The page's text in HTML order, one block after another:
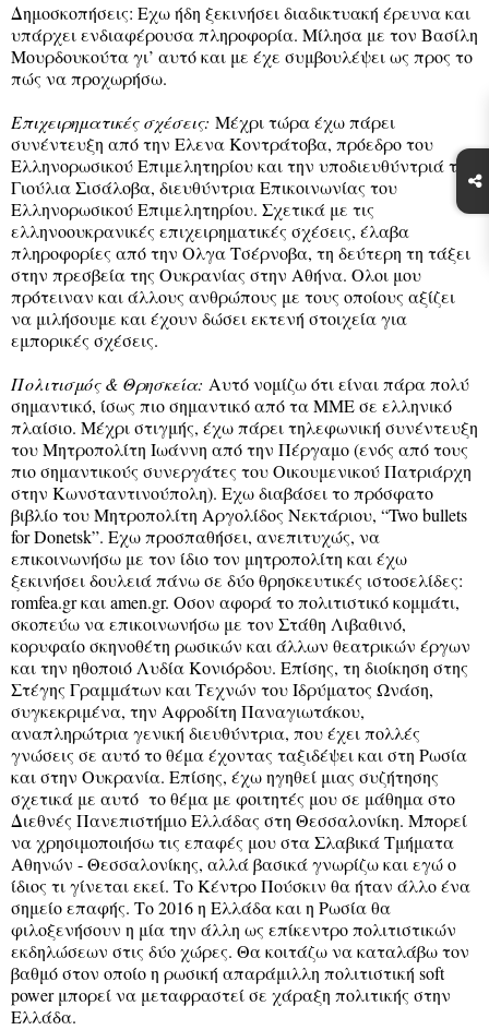
Δημοσκοπήσεις: Εχω ήδη ξεκινήσει διαδικτυακή έρευνα και
υπάρχει ενδιαφέρουσα πληροφορία. Μίλησα με τον Βασίλη
Μουρδουκούτα γι’ αυτό και με έχε συμβουλέψει ως προς το
πώς να προχωρήσω.
Επιχειρηματικές σχέσεις: Μέχρι τώρα έχω πάρει
συνέντευξη από την Ελενα Κοντράτοβα, πρόεδρο του
Ελληνορωσικού Επιμελητηρίου και την υποδιευθύντριά της
Γιούλια Σισάλοβα, διευθύντρια Επικοινωνίας του
Ελληνορωσικού Επιμελητηρίου. Σχετικά με τις
ελληνοουκρανικές επιχειρηματικές σχέσεις, έλαβα
πληροφορίες από την Ολγα Τσέρνοβα, τη δεύτερη τη τάξει
στην πρεσβεία της Ουκρανίας στην Αθήνα. Ολοι μου
πρότειναν και άλλους ανθρώπους με τους οποίους αξίζει
να μιλήσουμε και έχουν δώσει εκτενή στοιχεία για
εμπορικές σχέσεις.
Πολιτισμός & Θρησκεία: Αυτό νομίζω ότι είναι πάρα πολύ
σημαντικό, ίσως πιο σημαντικό από τα ΜΜΕ σε ελληνικό
πλαίσιο. Μέχρι στιγμής, έχω πάρει τηλεφωνική συνέντευξη
του Μητροπολίτη Ιωάννη από την Πέργαμο (ενός από τους
πιο σημαντικούς συνεργάτες του Οικουμενικού Πατριάρχη
στην Κωνσταντινούπολη). Εχω διαβάσει το πρόσφατο
βιβλίο του Μητροπολίτη Αργολίδος Νεκτάριου, “Two bullets
for Donetsk”. Εχω προσπαθήσει, ανεπιτυχώς, να
επικοινωνήσω με τον ίδιο τον μητροπολίτη και έχω
ξεκινήσει δουλειά πάνω σε δύο θρησκευτικές ιστοσελίδες:
romfea.gr και amen.gr. Οσον αφορά το πολιτιστικό κομμάτι,
σκοπεύω να επικοινωνήσω με τον Στάθη Λιβαθινό,
κορυφαίο σκηνοθέτη ρωσικών και άλλων θεατρικών έργων
και την ηθοποιό Λυδία Κονιόρδου. Επίσης, τη διοίκηση στης
Στέγης Γραμμάτων και Τεχνών του Ιδρύματος Ωνάση,
συγκεκριμένα, την Αφροδίτη Παναγιωτάκου,
αναπληρώτρια γενική διευθύντρια, που έχει πολλές
γνώσεις σε αυτό το θέμα έχοντας ταξιδέψει και στη Ρωσία
και στην Ουκρανία. Επίσης, έχω ηγηθεί μιας συζήτησης
σχετικά με αυτό το θέμα με φοιτητές μου σε μάθημα στο
Διεθνές Πανεπιστήμιο Ελλάδας στη Θεσσαλονίκη. Μπορεί
να χρησιμοποιήσω τις επαφές μου στα Σλαβικά Τμήματα
Αθηνών - Θεσσαλονίκης, αλλά βασικά γνωρίζω και εγώ ο
ίδιος τι γίνεται εκεί. Το Κέντρο Πούσκιν θα ήταν άλλο ένα
σημείο επαφής. Το 2016 η Ελλάδα και η Ρωσία θα
φιλοξενήσουν η μία την άλλη ως επίκεντρο πολιτιστικών
εκδηλώσεων στις δύο χώρες. Θα κοιτάζω να καταλάβω τον
βαθμό στον οποίο η ρωσική απαράμιλλη πολιτιστική soft
power μπορεί να μεταφραστεί σε χάραξη πολιτικής στην
Ελλάδα.